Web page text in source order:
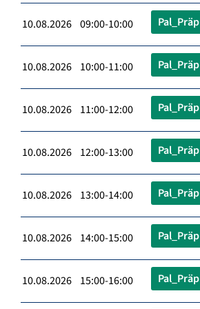
10.08.2026 09:00-10:00 Pal_Präp
10.08.2026 10:00-11:00 Pal_Präp
10.08.2026 11:00-12:00 Pal_Präp
10.08.2026 12:00-13:00 Pal_Präp
10.08.2026 13:00-14:00 Pal_Präp
10.08.2026 14:00-15:00 Pal_Präp
10.08.2026 15:00-16:00 Pal_Präp